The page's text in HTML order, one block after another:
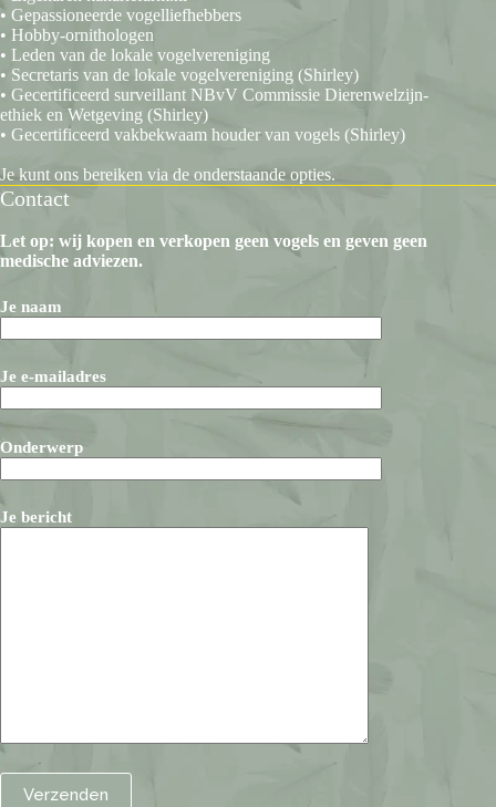
• Gepassioneerde vogelliefhebbers
• Hobby-ornithologen
• Leden van de lokale vogelvereniging
• Secretaris van de lokale vogelvereniging (Shirley)
• Gecertificeerd surveillant NBvV Commissie Dierenwelzijn-
ethiek en Wetgeving (Shirley)
• Gecertificeerd vakbekwaam houder van vogels (Shirley)
Je kunt ons bereiken via de onderstaande opties.
Contact
Let op: wij kopen en verkopen geen vogels en geven geen
medische adviezen.
Je naam
Je e-mailadres
Onderwerp
Je bericht